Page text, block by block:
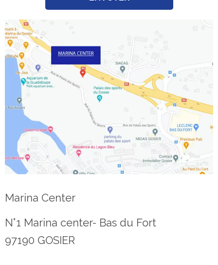
Marina Center
N°1 Marina center- Bas du Fort
97190 GOSIER